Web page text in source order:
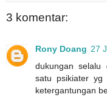
3 komentar:
Rony Doang 27
dukungan selalu
satu psikiater yg
ketergantungan